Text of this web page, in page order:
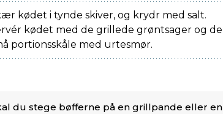
kødet i tynde skiver, og krydr med salt.
kødet med de grillede grøntsager og de
portionsskåle med urtesmør.
du stege bøfferne på en grillpande eller en